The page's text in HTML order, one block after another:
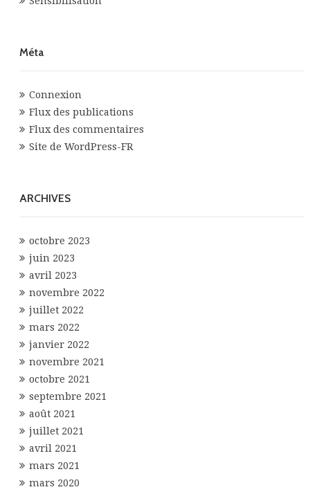
Méta
Connexion
Flux des publications
Flux des commentaires
Site de WordPress-FR
ARCHIVES
octobre 2023
juin 2023
avril 2023
novembre 2022
juillet 2022
mars 2022
janvier 2022
novembre 2021
octobre 2021
septembre 2021
août 2021
juillet 2021
avril 2021
mars 2021
mars 2020